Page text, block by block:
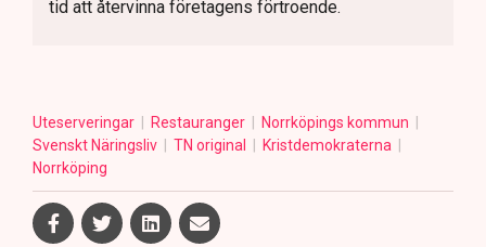
tid att återvinna företagens förtroende.
Uteserveringar Restauranger
Norrköpings kommun
Svenskt Näringsliv
TN original
Kristdemokraterna
Norrköping